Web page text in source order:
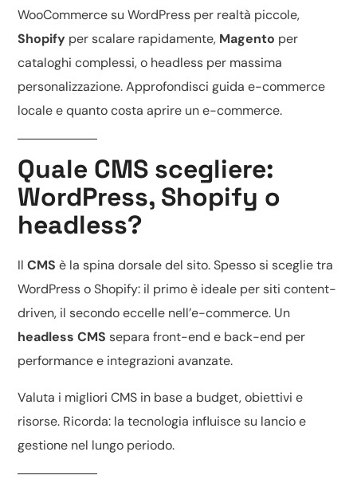
WooCommerce su WordPress per realtà piccole,
Shopify per scalare rapidamente, Magento per
cataloghi complessi, o headless per massima
personalizzazione. Approfondisciguida e-commerce
localeequanto costa aprire un e-commerce.
Quale CMS scegliere:
WordPress, Shopify o
headless?
IlCMS è la spina dorsale del sito. Spesso si sceglie tra
WordPress o Shopify: il primo è ideale per siti content-
driven, il secondo eccelle nell’e-commerce. Un
headless CMS separa front-end e back-end per
performance e integrazioni avanzate.
Valuta i migliori CMS in base a budget, obiettivi e
risorse. Ricorda: la tecnologia influisce su lancio e
gestione nel lungo periodo.